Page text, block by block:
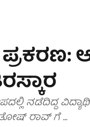
ಹಾಗೂ
ರಾವ್ ಗೆ ...